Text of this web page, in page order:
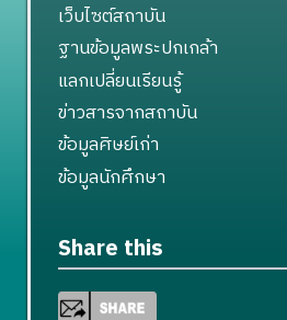
เว็บไซต์สถาบัน
ฐานข้อมูลพระปกเกล้า
แลกเปลี่ยนเรียนรู้
ข่าวสารจากสถาบัน
ข้อมูลศิษย์เก่า
ข้อมูลนักศึกษา
Share this